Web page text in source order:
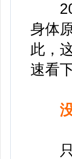
身体
此，
速看
没
只